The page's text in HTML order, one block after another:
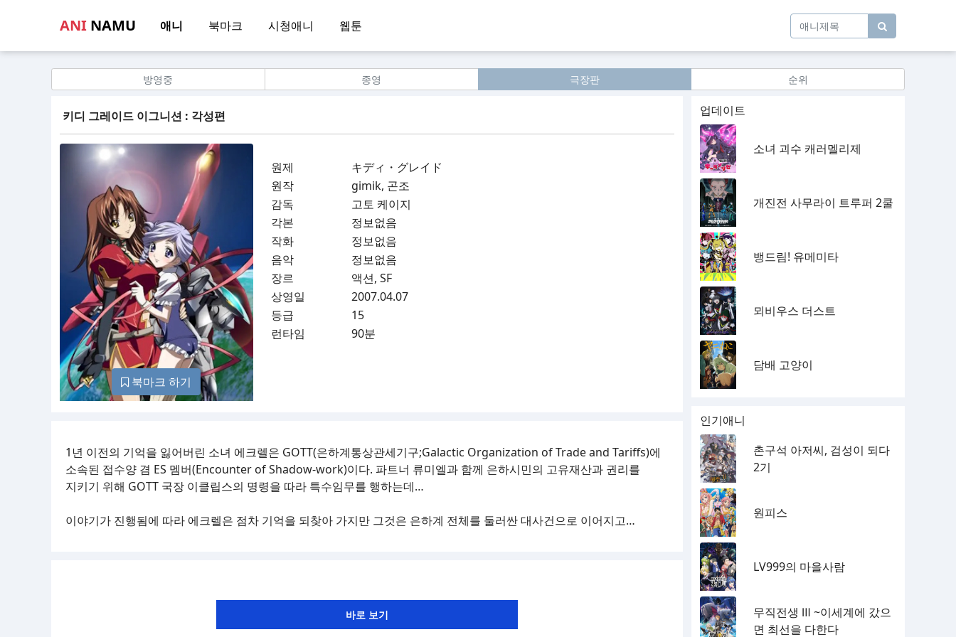
ANI NAMU 애니 북마크 시청애니 웹툰
방영중 종영 극장판 순위
키디 그레이드 이그니션 : 각성편
북마크 하기
원제
キディ・グレイド
원작
gimik, 곤조
감독
고토 케이지
각본
정보없음
작화
정보없음
음악
정보없음
장르
액션, SF
상영일
2007.04.07
등급
15
런타임
90분
1년 이전의 기억을 잃어버린 소녀 에크렐은 GOTT(은하계통상관세기구;Galactic Organization of Trade and Tariffs)에
소속된 접수양 겸 ES 멤버(Encounter of Shadow-work)이다. 파트너 류미엘과 함께 은하시민의 고유재산과 권리를
지키기 위해 GOTT 국장 이클립스의 명령을 따라 특수임무를 행하는데…
이야기가 진행됨에 따라 에크렐은 점차 기억을 되찾아 가지만 그것은 은하계 전체를 둘러싼 대사건으로 이어지고…
업데이트
소녀 괴수 캐러멜리제
개진전 사무라이 트루퍼 2쿨
뱅드림! 유메미타
뫼비우스 더스트
담배 고양이
인기애니
촌구석 아저씨, 검성이 되다
2기
원피스
LV999의 마을사람
무직전생 Ⅲ ~이세계에 갔으
면 최선을 다한다